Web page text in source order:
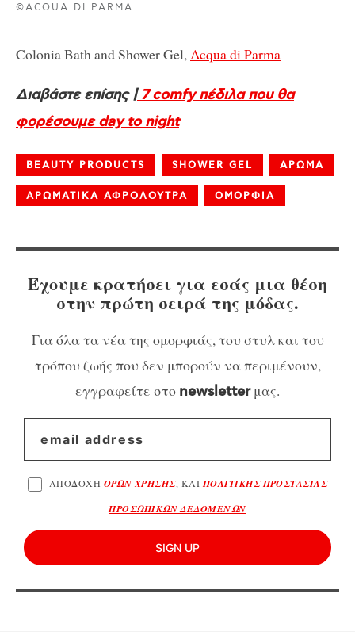
©ACQUA DI PARMA
Colonia Bath and Shower Gel,Acqua di Parma
Διαβάστε επίσης |7 comfy πέδιλα που θα
φορέσουμε day to night
BEAUTY PRODUCTS SHOWER GEL ΑΡΩΜΑ
ΑΡΩΜΑΤΙΚΑ ΑΦΡΟΛΟΥΤΡΑ ΟΜΟΡΦΙΑ
Έχουμε κρατήσει για εσάς μια θέση
στην πρώτη σειρά της μόδας.
Για όλα τα νέα της ομορφιάς, του στυλ και του
τρόπου ζωής που δεν μπορούν να περιμένουν,
εγγραφείτε στο newsletterμας.
ΑΠΟΔΟΧΗ ΟΡΩΝ ΧΡΗΣΗΣ, ΚΑΙ ΠΟΛΙΤΙΚΗΣ ΠΡΟΣΤΑΣΙΑΣ
ΠΡΟΣΩΠΙΚΩΝ ΔΕΔΟΜΕΝΩΝ
SIGN UP